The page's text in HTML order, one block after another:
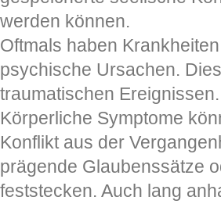
werden können.
Oftmals haben
psychische Ursachen.
traumatischen Ereignissen.
Körperliche Symptome
Konflikt aus der
prägende Glaubenssätze
feststecken. Auch lang